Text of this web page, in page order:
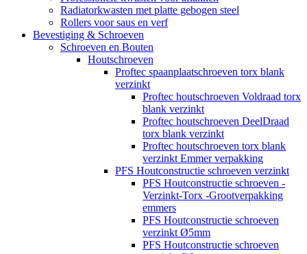
Radiatorkwasten met platte gebogen steel
Rollers voor saus en verf
Bevestiging & Schroeven
Schroeven en Bouten
Houtschroeven
Proftec spaanplaatschroeven torx blank
verzinkt
Proftec houtschroeven Voldraad torx
blank verzinkt
Proftec houtschroeven DeelDraad
torx blank verzinkt
Proftec houtschroeven torx blank
verzinkt Emmer verpakking
PFS Houtconstructie schroeven verzinkt
PFS Houtconstructie schroeven -
Verzinkt-Torx -Grootverpakking
emmers
PFS Houtconstructie schroeven
verzinkt Ø5mm
PFS Houtconstructie schroeven